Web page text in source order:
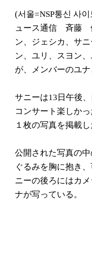
(서울=NSP통신 사
ュース通信 斉藤
ン、ジェシカ、サ
ン、ユリ、スヨン
が、メンバーのユ
サニーは13日午後
コンサート楽しか
１枚の写真を掲載し
公開された写真の
ぐるみを胸に抱き
ニーの後ろにはカ
ナが写っている。